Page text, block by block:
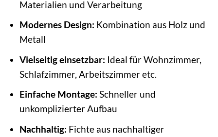
Materialien und Verarbeitung
Modernes Design: Kombination aus Holz und
Metall
Vielseitig einsetzbar: Ideal für Wohnzimmer,
Schlafzimmer, Arbeitszimmer etc.
Einfache Montage: Schneller und
unkomplizierter Aufbau
Nachhaltig: Fichte aus nachhaltiger